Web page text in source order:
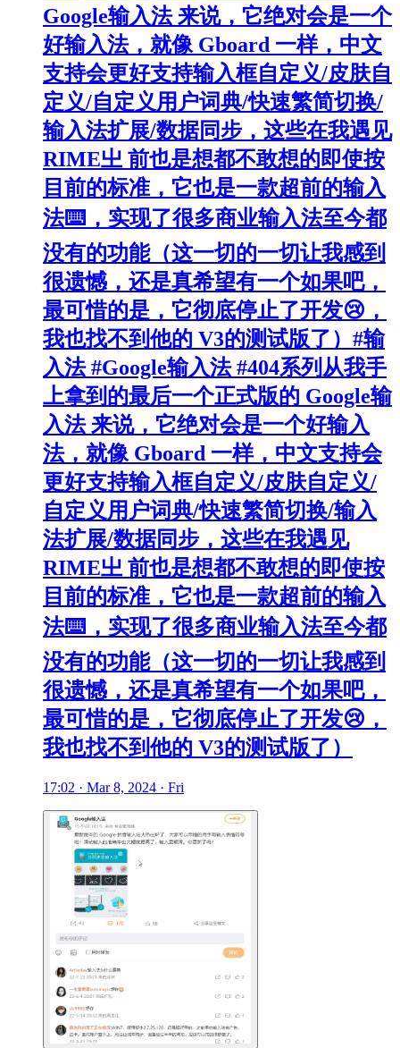
Google输入法 来说，它绝对会是一个
好输入法，就像 Gboard 一样，中文
支持会更好支持输入框自定义/皮肤自
定义/自定义用户词典/快速繁简切换/
输入法扩展/数据同步，这些在我遇见
RIME㞢 前也是想都不敢想的即使按
目前的标准，它也是一款超前的输入
法⌨️，实现了很多商业输入法至今都
没有的功能（这一切的一切让我感到
很遗憾，还是真希望有一个如果吧，
最可惜的是，它彻底停止了开发😢，
我也找不到他的 V3的测试版了）#输
入法 #Google输入法 #404系列从我手
上拿到的最后一个正式版的 Google输
入法 来说，它绝对会是一个好输入
法，就像 Gboard 一样，中文支持会
更好支持输入框自定义/皮肤自定义/
自定义用户词典/快速繁简切换/输入
法扩展/数据同步，这些在我遇见
RIME㞢 前也是想都不敢想的即使按
目前的标准，它也是一款超前的输入
法⌨️，实现了很多商业输入法至今都
没有的功能（这一切的一切让我感到
很遗憾，还是真希望有一个如果吧，
最可惜的是，它彻底停止了开发😢，
我也找不到他的 V3的测试版了）
17:02 · Mar 8, 2024 · Fri